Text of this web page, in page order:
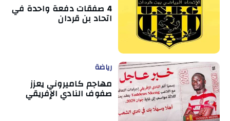
4 صفقات دفعة واحدة في
اتحاد بن قردان
رياضة
مهاجم كاميروني يعزز
صفوف النادي الإفريقي